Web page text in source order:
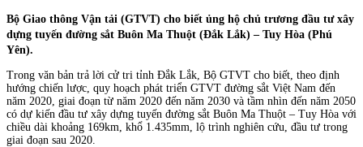
Bộ Giao thông Vận tải (GTVT) cho biết ủng hộ chủ trương đầu tư xây
dựng tuyến đường sắt Buôn Ma Thuột (Đắk Lắk) – Tuy Hòa (Phú
Yên).
Trong văn bản trả lời cử tri tỉnh Đắk Lắk, Bộ GTVT cho biết, theo định
hướng chiến lược, quy hoạch phát triển GTVT đường sắt Việt Nam đến
năm 2020, giai đoạn từ năm 2020 đến năm 2030 và tầm nhìn đến năm 2050
có dự kiến đầu tư xây dựng tuyến đường sắt Buôn Ma Thuột – Tuy Hòa với
chiều dài khoảng 169km, khổ 1.435mm, lộ trình nghiên cứu, đầu tư trong
giai đoạn sau 2020.